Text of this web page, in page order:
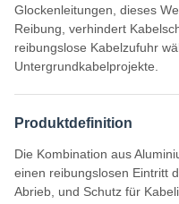
Glockenleitungen, dieses
Reibung, verhindert
reibungslose Kabelzufuhr
Untergrundkabelprojekte.
Produktdefinition
Die Kombination aus
einen reibungslosen Eintritt
Abrieb, und Schutz für